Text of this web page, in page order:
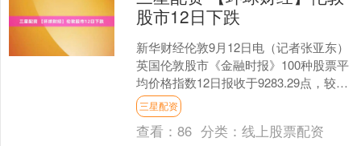
股市12日下跌
新华财经伦敦9月12日电（记者张亚东）
英国伦敦股市《金融时报》100种股票平
均价格指数12日报收于9283.29点，较前
一交易日下跌14.29点，跌幅为0.15....
三星配资
查看：86 分类：线上股票配资